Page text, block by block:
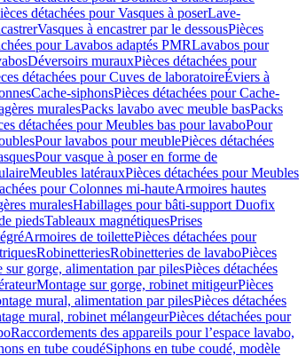
détachées pour Vasques à poserLave-
Vasques à encastrer par le dessousPièces
pour Lavabos adaptés PMRLavabos pour
Déversoirs murauxPièces détachées pour
détachées pour Cuves de laboratoireÉviers à
Cache-siphonsPièces détachées pour Cache-
muralesPacks lavabo avec meuble basPacks
détachées pour Meubles bas pour lavaboPour
Pour lavabos pour meublePièces détachées
Pour vasque à poser en forme de
Meubles latérauxPièces détachées pour Meubles
pour Colonnes mi-hauteArmoires hautes
muralesHabillages pour bâti-support Duofix
piedsTableaux magnétiquesPrises
Armoires de toilettePièces détachées pour
RobinetteriesRobinetteries de lavaboPièces
sur gorge, alimentation par pilesPièces détachées
Montage sur gorge, robinet mitigeurPièces
mural, alimentation par pilesPièces détachées
mural, robinet mélangeurPièces détachées pour
Raccordements des appareils pour l’espace lavabo,
en tube coudéSiphons en tube coudé, modèle